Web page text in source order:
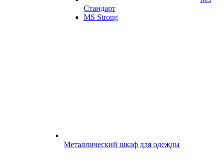
Стандарт
MS Strong
Металлический шкаф для одежды